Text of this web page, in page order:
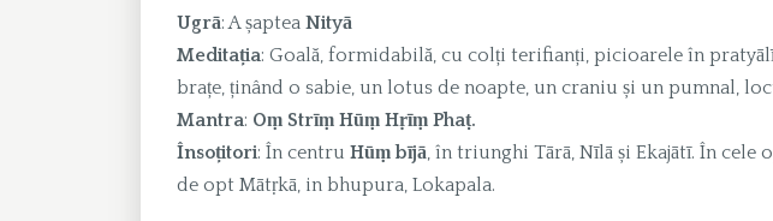
Ugrā: A șaptea Nityā
Meditația: Goală, formidabilă, cu colți terifianți, picioarele în
brațe, ținând o sabie, un lotus de noapte, un craniu și un pumnal,
Mantra: Oṃ Strīṃ Hūṃ Hṛīṃ Phaṭ.
Însoțitori: În centru Hūṃ bījā, în triunghi Tārā, Nīlā și Ekajātī. În
de opt Mātṛkā, in bhupura, Lokapala.